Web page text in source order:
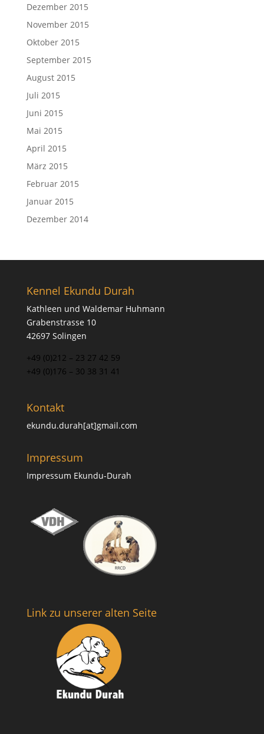
Dezember 2015
November 2015
Oktober 2015
September 2015
August 2015
Juli 2015
Juni 2015
Mai 2015
April 2015
März 2015
Februar 2015
Januar 2015
Dezember 2014
Kennel Ekundu Durah
Kathleen und Waldemar Huhmann
Grabenstrasse 10
42697 Solingen
+49 (0)212 – 23 27 42 59
+49 (0)176 – 30 38 31 41
Kontakt
ekundu.durah[at]gmail.com
Impressum
Impressum Ekundu-Durah
Link zu unserer alten Seite